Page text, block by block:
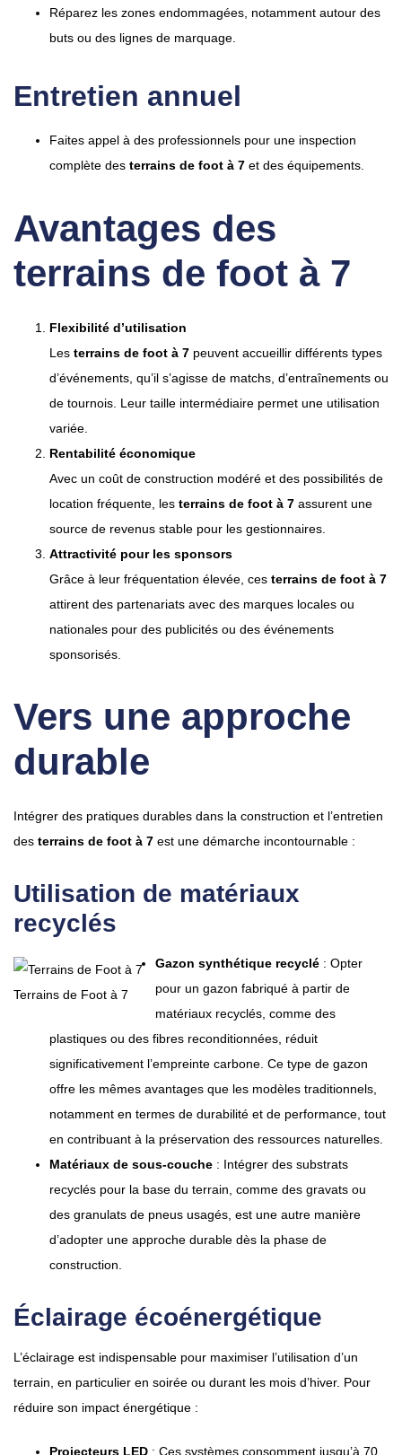
Réparez les zones endommagées, notamment autour des
buts ou des lignes de marquage.
Entretien annuel
Faites appel à des professionnels pour une inspection
complète des terrains de foot à 7 et des équipements.
Avantages des
terrains de foot à 7
Flexibilité d’utilisation
Les terrains de foot à 7 peuvent accueillir différents types
d’événements, qu’il s’agisse de matchs, d’entraînements ou
de tournois. Leur taille intermédiaire permet une utilisation
variée.
Rentabilité économique
Avec un coût de construction modéré et des possibilités de
location fréquente, les terrains de foot à 7 assurent une
source de revenus stable pour les gestionnaires.
Attractivité pour les sponsors
Grâce à leur fréquentation élevée, ces terrains de foot à 7
attirent des partenariats avec des marques locales ou
nationales pour des publicités ou des événements
sponsorisés.
Vers une approche
durable
Intégrer des pratiques durables dans la construction et l’entretien
des terrains de foot à 7 est une démarche incontournable :
Utilisation de matériaux
recyclés
Terrains de Foot à 7
Gazon synthétique recyclé : Opter
pour un gazon fabriqué à partir de
matériaux recyclés, comme des
plastiques ou des fibres reconditionnées, réduit
significativement l’empreinte carbone. Ce type de gazon
offre les mêmes avantages que les modèles traditionnels,
notamment en termes de durabilité et de performance, tout
en contribuant à la préservation des ressources naturelles.
Matériaux de sous-couche : Intégrer des substrats
recyclés pour la base du terrain, comme des gravats ou
des granulats de pneus usagés, est une autre manière
d’adopter une approche durable dès la phase de
construction.
Éclairage écoénergétique
L’éclairage est indispensable pour maximiser l’utilisation d’un
terrain, en particulier en soirée ou durant les mois d’hiver. Pour
réduire son impact énergétique :
Projecteurs LED : Ces systèmes consomment jusqu’à 70